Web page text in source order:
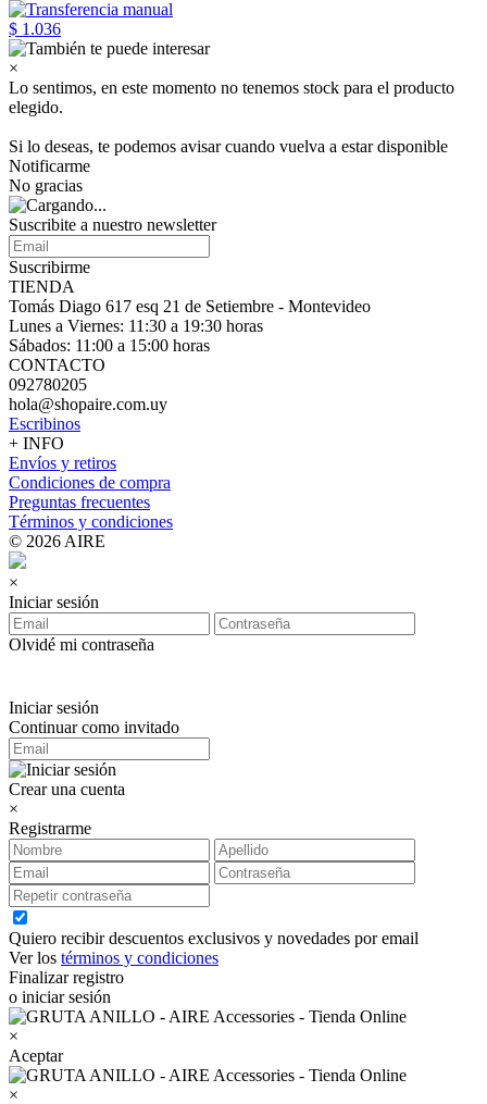
$ 1.036
×
Lo sentimos, en este momento no tenemos stock para el producto
elegido.
Si lo deseas, te podemos avisar cuando vuelva a estar disponible
Notificarme
No gracias
Suscribite a nuestro newsletter
Suscribirme
TIENDA
Tomás Diago 617 esq 21 de Setiembre - Montevideo
Lunes a Viernes: 11:30 a 19:30 horas
Sábados: 11:00 a 15:00 horas
CONTACTO
092780205
hola@shopaire.com.uy
Escribinos
+ INFO
Envíos y retiros
Condiciones de compra
Preguntas frecuentes
Términos y condiciones
© 2026 AIRE
×
Iniciar sesión
Olvidé mi contraseña
Iniciar sesión
Continuar como invitado
Crear una cuenta
×
Registrarme
Quiero recibir descuentos exclusivos y novedades por email
Ver los términos y condiciones
Finalizar registro
o iniciar sesión
×
Aceptar
×